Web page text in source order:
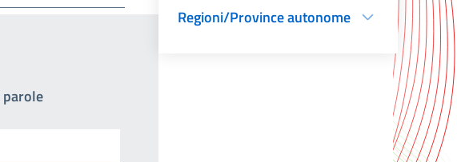
parole
Regioni/Province autonome